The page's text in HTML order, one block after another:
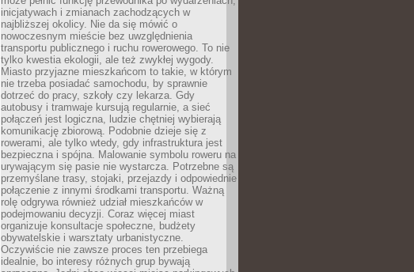
inicjatywach i zmianach zachodzących w
najbliższej okolicy. Nie da się mówić o
nowoczesnym mieście bez uwzględnienia
transportu publicznego i ruchu rowerowego. To nie
tylko kwestia ekologii, ale też zwykłej wygody.
Miasto przyjazne mieszkańcom to takie, w którym
nie trzeba posiadać samochodu, by sprawnie
dotrzeć do pracy, szkoły czy lekarza. Gdy
autobusy i tramwaje kursują regularnie, a sieć
połączeń jest logiczna, ludzie chętniej wybierają
komunikację zbiorową. Podobnie dzieje się z
rowerami, ale tylko wtedy, gdy infrastruktura jest
bezpieczna i spójna. Malowanie symbolu roweru na
urywającym się pasie nie wystarcza. Potrzebne są
przemyślane trasy, stojaki, przejazdy i odpowiednie
połączenie z innymi środkami transportu. Ważną
rolę odgrywa również udział mieszkańców w
podejmowaniu decyzji. Coraz więcej miast
organizuje konsultacje społeczne, budżety
obywatelskie i warsztaty urbanistyczne.
Oczywiście nie zawsze proces ten przebiega
idealnie, bo interesy różnych grup bywają